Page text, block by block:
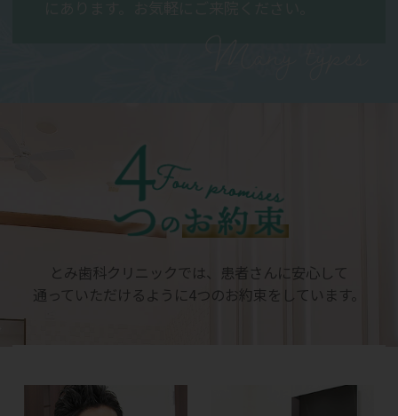
とみ歯科クリニックでは、患者さんに安心して
通っていただけるように4つのお約束をしています。